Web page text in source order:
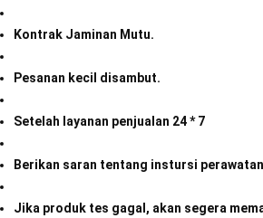
Kontrak Jaminan Mutu.
Pesanan kecil disambut.
Setelah layanan penjualan 24 * 7
Berikan saran tentang instursi
Jika produk tes gagal, akan segera